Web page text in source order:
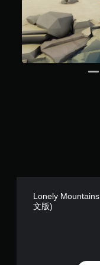
Lonely
文版)